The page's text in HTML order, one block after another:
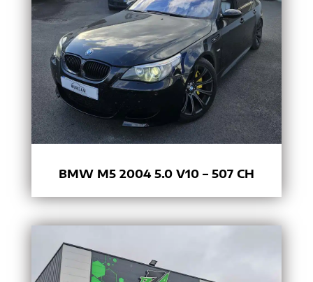
BMW M5 2004 5.0 V10 – 507 CH